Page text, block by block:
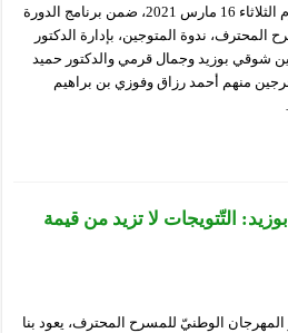
احتضن فضاء امحمد بن قطاف، يوم الثلاثاء 16 مارس 2021، ضمن برنامج الدورة
المحترف، ندوة المتوجين، بإدارة الدكتور
شوقي بوزيد وجمال قرمي والدكتور حميد
منهم أحمد رزاق وفوزي بن براهيم
التّتويجات لا تزيد من قيمة
الوطنيّ للمسرح المحترف، يعود بنا